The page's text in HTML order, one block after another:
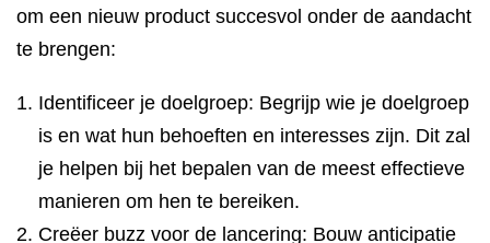
om een nieuw product succesvol onder de aandacht
te brengen:
Identificeer je doelgroep: Begrijp wie je doelgroep
is en wat hun behoeften en interesses zijn. Dit zal
je helpen bij het bepalen van de meest effectieve
manieren om hen te bereiken.
Creëer buzz voor de lancering: Bouw anticipatie